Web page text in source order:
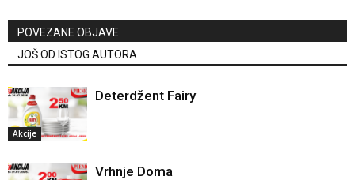
POVEZANE OBJAVE
JOŠ OD ISTOG AUTORA
Akcije
Deterdžent Fairy
Vrhnje Doma